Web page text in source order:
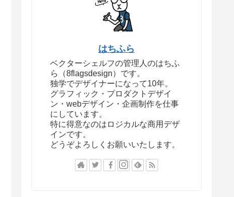
はちふら
ベクターシェルフの管理人のはちふ
ら（8flagsdesign）です。
独学でデザイナーになって10年。
グラフィック・プロダクトデザイ
ン・webデザイン・企画制作を仕事
にしています。
特に得意なのはロジカルな商用デザ
インです。
どうぞよろしくお願いいたします。